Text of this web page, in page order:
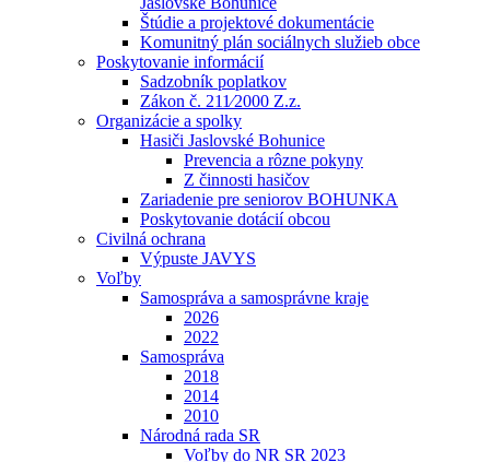
Štúdie a projektové dokumentácie
Komunitný plán sociálnych služieb obce
Poskytovanie informácií
Sadzobník poplatkov
Zákon č. 211⁄2000 Z.z.
Organizácie a spolky
Hasiči Jaslovské Bohunice
Prevencia a rôzne pokyny
Z činnosti hasičov
Zariadenie pre seniorov BOHUNKA
Poskytovanie dotácií obcou
Civilná ochrana
Výpuste JAVYS
Voľby
Samospráva a samosprávne kraje
2026
2022
Samospráva
2018
2014
2010
Národná rada SR
Voľby do NR SR 2023